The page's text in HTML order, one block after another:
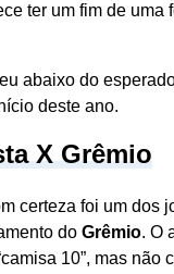
ter um fim de uma
abaixo do
deste ano.
X Grêmio
certeza foi um dos
do Grêmio. O
10”, mas não